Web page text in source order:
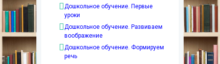
Дошкольное обучение. Первые
уроки
Дошкольное обучение. Развиваем
воображение
Дошкольное обучение. Формируем
речь